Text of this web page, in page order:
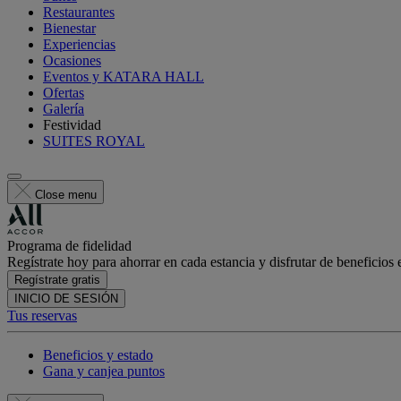
Restaurantes
Bienestar
Experiencias
Ocasiones
Eventos y KATARA HALL
Ofertas
Galería
Festividad
SUITES ROYAL
Close menu
Programa de fidelidad
Regístrate hoy para ahorrar en cada estancia y disfrutar de beneficios
Regístrate gratis
INICIO DE SESIÓN
Tus reservas
Beneficios y estado
Gana y canjea puntos